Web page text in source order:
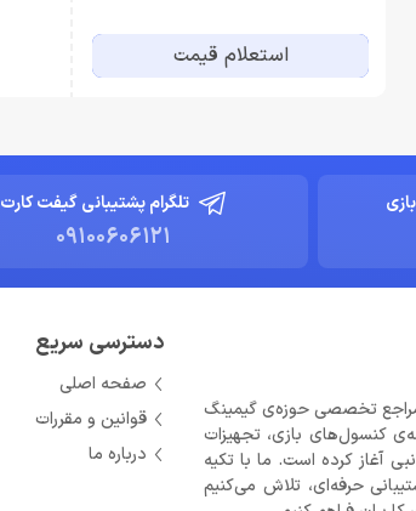
استعلام قیمت
تلگرام پشتیبانی گیفت کارت
09100606121
یکی از مراجع تخصصی حوزه‌ی گیمینگ
کنسول‌های بازی، تجهیزات
آغاز کرده است. ما با تکیه
حرفه‌ای، تلاش می‌کنیم
دسترسی سریع
صفحه اصلی
قوانین و مقررات
درباره ما